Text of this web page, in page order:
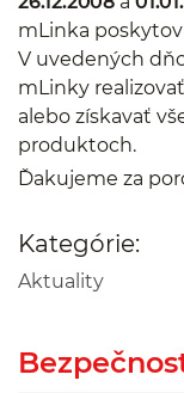
mLinka
V uvedených
mLinky
alebo získavať
produktoch.
Ďakujeme za
Kategórie:
Aktuality